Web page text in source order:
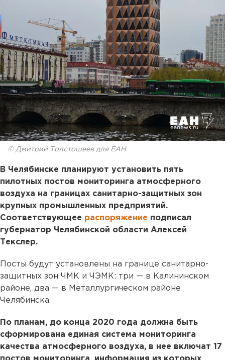
© Дмитрий Толстошеев для ЕАН
В Челябинске планируют установить пять
пилотных постов мониторинга атмосферного
воздуха на границах санитарно-защитных зон
крупных промышленных предприятий.
Соответствующее распоряжение подписал
губернатор Челябинской области Алексей
Текслер.
Посты будут установлены на границе санитарно-
защитных зон ЧМК и ЧЭМК: три — в Калининском
районе, два — в Металлургическом районе
Челябинска.
По планам, до конца 2020 года должна быть
сформирована единая система мониторинга
качества атмосферного воздуха, в нее включат 17